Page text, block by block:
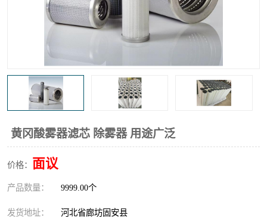
黄冈酸雾器滤芯 除雾器 用途广泛
价格： 面议
产品数量： 9999.00个
发货地址： 河北省廊坊固安县